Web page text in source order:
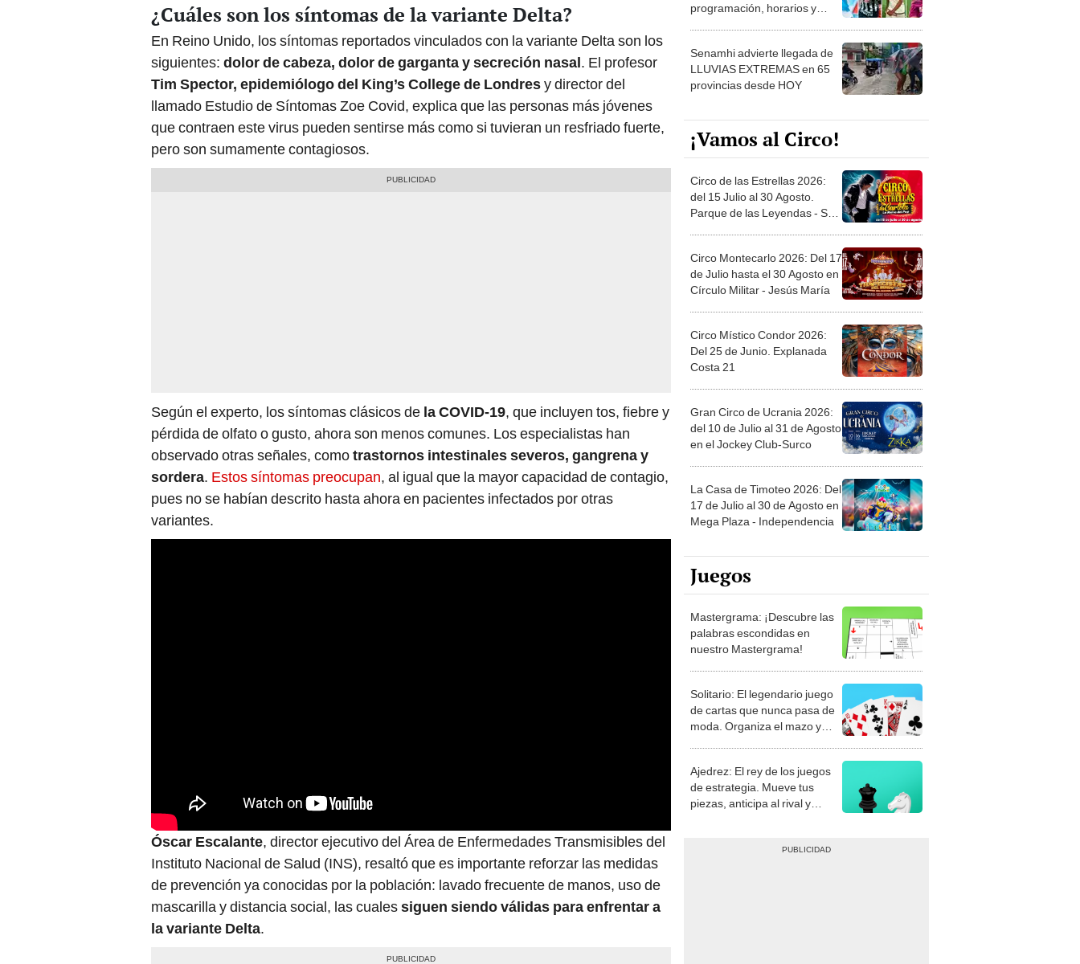
¿Cuáles son los síntomas de la variante Delta?
En Reino Unido, los síntomas reportados vinculados con la variante Delta son los
siguientes: dolor de cabeza, dolor de garganta y secreción nasal. El profesor
Tim Spector, epidemiólogo del King’s College de Londresy director del
llamado Estudio de Síntomas Zoe Covid, explica que las personas más jóvenes
que contraen este virus pueden sentirse más como si tuvieran un resfriado fuerte,
pero son sumamente contagiosos.
Según el experto, los síntomas clásicos de la COVID-19, que incluyen tos, fiebre y
pérdida de olfato o gusto, ahora son menos comunes. Los especialistas han
observado otras señales, comotrastornos intestinales severos, gangrena y
sordera. Estos síntomas preocupan, al igual que la mayor capacidad de contagio,
pues no se habían descrito hasta ahora en pacientes infectados por otras
variantes.
Óscar Escalante, director ejecutivo del Área de Enfermedades Transmisibles del
Instituto Nacional de Salud (INS), resaltó que es importante reforzar las medidas
de prevención ya conocidas por la población: lavado frecuente de manos, uso de
mascarilla y distancia social, las cualessiguen siendo válidas para enfrentar a
la variante Delta.
programación, horarios y
Senamhi advierte llegada de
LLUVIAS EXTREMAS en 65
provincias desde HOY
¡Vamos al Circo!
Circo de las Estrellas 2026:
del 15 Julio al 30 Agosto.
Parque de las Leyendas - San
Circo Montecarlo 2026: Del 17
de Julio hasta el 30 Agosto en
Círculo Militar - Jesús María
Circo Místico Condor 2026:
Del 25 de Junio. Explanada
Costa 21
Gran Circo de Ucrania 2026:
del 10 de Julio al 31 de Agosto
en el Jockey Club-Surco
La Casa de Timoteo 2026: Del
17 de Julio al 30 de Agosto en
Mega Plaza - Independencia
Juegos
Mastergrama: ¡Descubre las
palabras escondidas en
nuestro Mastergrama!
Solitario: El legendario juego
de cartas que nunca pasa de
moda. Organiza el mazo y
Ajedrez: El rey de los juegos
de estrategia. Mueve tus
piezas, anticipa al rival y